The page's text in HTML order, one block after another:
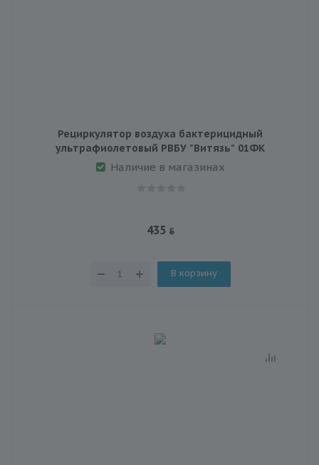
Рециркулятор воздуха бактерицидный
ультрафиолетовый РВБУ "Витязь" 01ФК
Наличие в магазинах
435
В корзину